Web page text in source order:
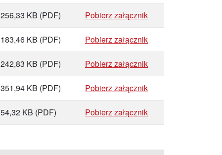
256,33 KB (PDF) Pobierz załącznik
183,46 KB (PDF) Pobierz załącznik
242,83 KB (PDF) Pobierz załącznik
351,94 KB (PDF) Pobierz załącznik
54,32 KB (PDF) Pobierz załącznik